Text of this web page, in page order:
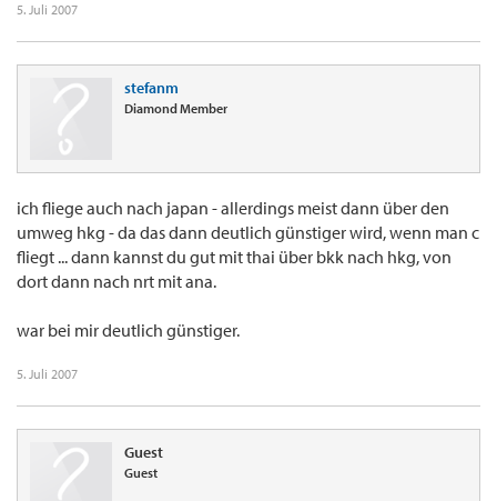
5. Juli 2007
stefanm
Diamond Member
ich fliege auch nach japan - allerdings meist dann über den
umweg hkg - da das dann deutlich günstiger wird, wenn man c
fliegt ... dann kannst du gut mit thai über bkk nach hkg, von
dort dann nach nrt mit ana.
war bei mir deutlich günstiger.
5. Juli 2007
Guest
Guest